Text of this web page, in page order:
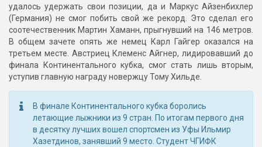
удалось удержать свои позиции, да и Маркус Айзенбихлер
(Германия) не смог побить свой же рекорд. Это сделал его
соотечественник Мартин Хаманн, прыгнувший на 146 метров.
В общем зачете опять же немец Карл Гайгер оказался на
третьем месте. Австриец Клеменс Айгнер, лидировавший до
финала Континентального кубка, смог стать лишь вторым,
уступив главную награду новержцу Тому Хильде.
В финале Континентального кубка боролись
летающие лыжники из 9 стран. По итогам первого дня
в десятку лучших вошел спортсмен из Уфы Ильмир
Хазетдинов, занявший 9 место. Студент ЧГИФК